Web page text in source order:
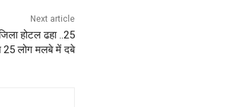
Next article
होटल ढहा ..25
25 लोग मलबे में दबे